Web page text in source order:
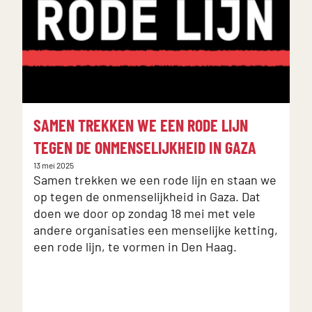
slider
met
12
berichten
:
SAMEN TREKKEN WE EEN RODE LIJN
TEGEN DE ONMENSELIJKHEID IN GAZA
Gepubliceerd
op:
13 mei 2025
Samen trekken we een rode lijn en staan we
op tegen de onmenselijkheid in Gaza. Dat
doen we door op zondag 18 mei met vele
andere organisaties een menselijke ketting,
een rode lijn, te vormen in Den Haag.